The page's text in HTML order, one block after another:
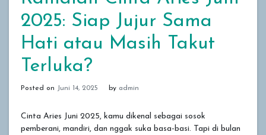
2025: Siap Jujur Sama
Hati atau Masih Takut
Terluka?
Posted on Juni 14, 2025 by admin
Cinta Aries Juni 2025, kamu dikenal sebagai sosok
pemberani, mandiri, dan nggak suka basa-basi. Tapi di bulan